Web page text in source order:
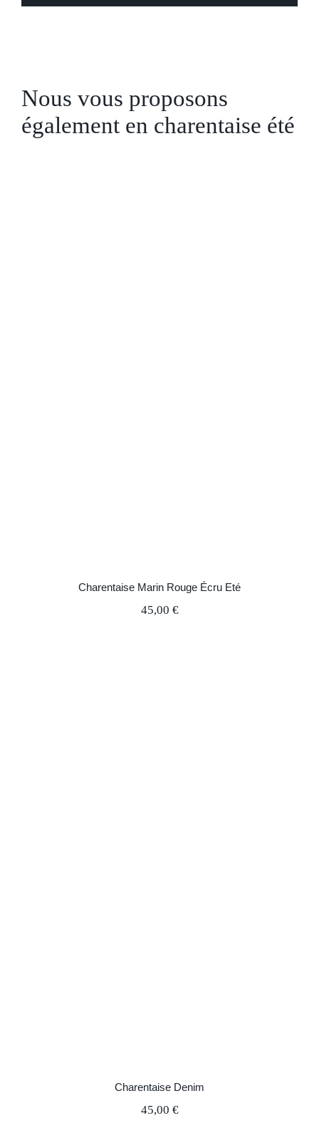
Nous vous proposons
également en charentaise été
Charentaise Marin Rouge Écru Eté
45,00 €
Charentaise Denim
45,00 €